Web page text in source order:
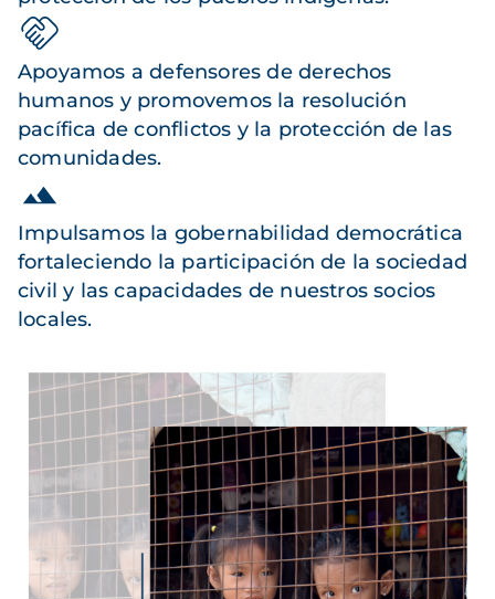
Apoyamos a defensores de derechos
humanos y promovemos la resolución
pacífica de conflictos y la protección de las
comunidades.
Impulsamos la gobernabilidad democrática
fortaleciendo la participación de la sociedad
civil y las capacidades de nuestros socios
locales.